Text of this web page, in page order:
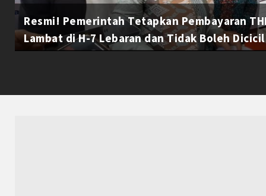
Resmi! Pemerintah Tetapkan Pembayaran
Lambat di H-7 Lebaran dan Tidak Boleh Dicicil